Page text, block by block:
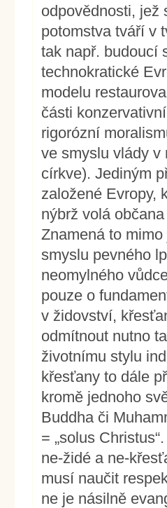
odpovědnosti, jež
potomstva tváří v
tak např. budoucí
technokratické
modelu
části
rigorózní
ve smyslu vlády v
církve). Jediným
založené Evropy,
nýbrž volá
Znamená to
smyslu pevného
neomylného
pouze o
v židovství,
odmítnout nutno
životnímu stylu
křesťany to dále
kromě jednoho
Buddha či
= „solus
ne-židé a ne-
musí naučit
ne je násilně